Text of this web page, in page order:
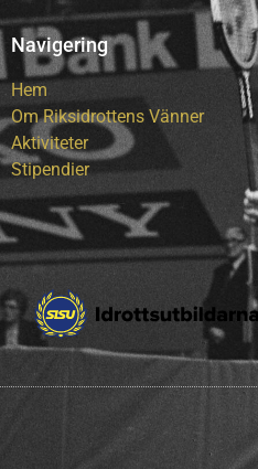
Navigering
Hem
Om Riksidrottens Vänner
Aktiviteter
Stipendier